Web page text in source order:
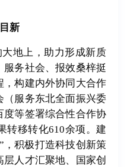
新
地上，助力形成新质
服务社会、报效桑梓挺
，构建内外协同大合作
（服务东北全面振兴委
度等签署综合性合作协
转移转化610余项。建
” ，积极打造科技创新策
人才汇聚地、国家创